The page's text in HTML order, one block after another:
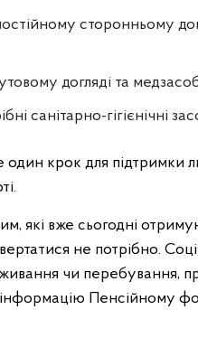
сторонньому
догляді та
санітарно-гігієнічні
крок для підтримки
які вже сьогодні
не потрібно.
чи перебування,
інформацію Пенсійному